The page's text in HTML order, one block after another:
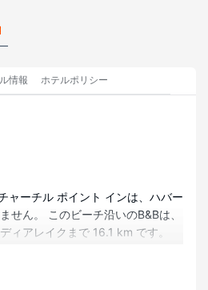
情報 ホテルポリシー
ャーチル ポイント インは、ハバー
せん。 このビーチ沿いのB&Bは、
ィアレイクまで 16.1 km です。